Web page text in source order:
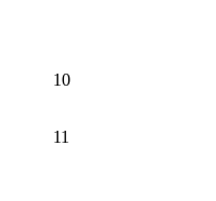
10
11